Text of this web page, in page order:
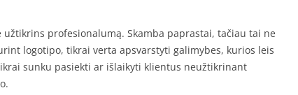
užtikrins profesionalumą. Skamba paprastai, tačiau tai ne
logotipo, tikrai verta apsvarstyti galimybes, kurios leis
sunku pasiekti ar išlaikyti klientus neužtikrinant